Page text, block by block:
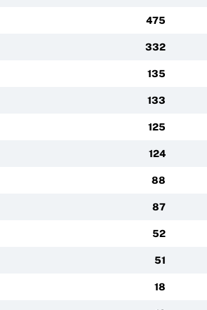
475
332
135
133
125
124
88
87
52
51
18